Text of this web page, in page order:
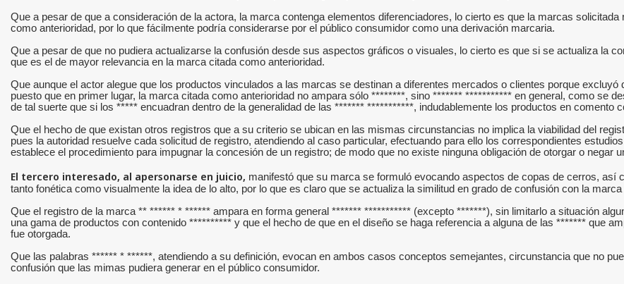
Que a pesar de que a consideración de la actora, la marca contenga elementos diferenciadores, lo cierto es que la marcas
como anterioridad, por lo que fácilmente podría considerarse por el público consumidor como una derivación marcaria.
Que a pesar de que no pudiera actualizarse la confusión desde sus aspectos gráficos o visuales, lo cierto es que si se actualiza la
que es el de mayor relevancia en la marca citada como anterioridad.
Que aunque el actor alegue que los productos vinculados a las marcas se destinan a diferentes mercados o clientes porque
puesto que en primer lugar, la marca citada como anterioridad no ampara sólo ********, sino ******* *********** en general, como se
de tal suerte que si los ***** encuadran dentro de la generalidad de las ******* ***********, indudablemente los productos en comento
Que el hecho de que existan otros registros que a su criterio se ubican en las mismas circunstancias no implica la viabilidad del
pues la autoridad resuelve cada solicitud de registro, atendiendo al caso particular, efectuando para ello los correspondientes
establece el procedimiento para impugnar la concesión de un registro; de modo que no existe ninguna obligación de otorgar o negar
El tercero interesado, al apersonarse en juicio, manifestó que su marca se formuló evocando aspectos de copas de cerros, así
tanto fonética como visualmente la idea de lo alto, por lo que es claro que se actualiza la similitud en grado de confusión con la
Que el registro de la marca ** ****** * ****** ampara en forma general ******* *********** (excepto *******), sin limitarlo a situación
una gama de productos con contenido ********** y que el hecho de que en el diseño se haga referencia a alguna de las ******* que
fue otorgada.
Que las palabras ****** * ******, atendiendo a su definición, evocan en ambos casos conceptos semejantes, circunstancia que no
confusión que las mimas pudiera generar en el público consumidor.